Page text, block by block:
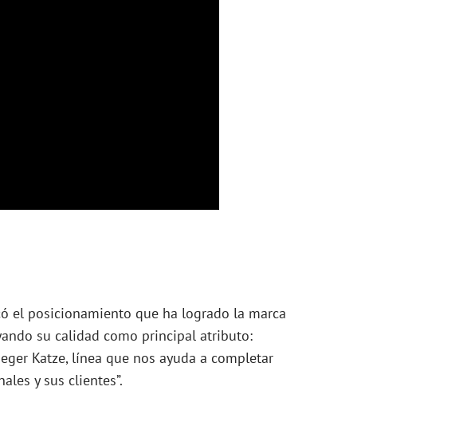
el posicionamiento que ha logrado la marca
su calidad como principal atributo:
Katze, línea que nos ayuda a completar
y sus clientes”.